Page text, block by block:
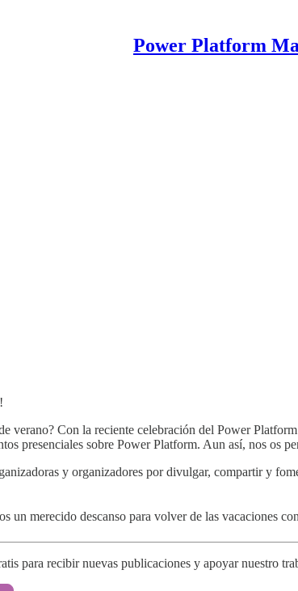
Power Platform
verano? Con la reciente celebración del Power
presenciales sobre Power Platform. Aun así, nos os
y organizadores por divulgar, compartir y
un merecido descanso para volver de las vacaciones
para recibir nuevas publicaciones y apoyar nuestro